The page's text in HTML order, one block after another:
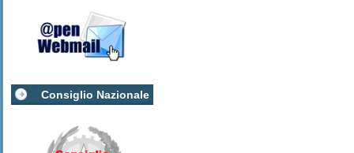
Consiglio Nazionale